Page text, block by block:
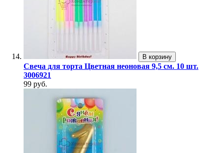
В корзину
Свеча для торта Цветная неоновая 9,5 см. 10 шт.
3006921
99 руб.